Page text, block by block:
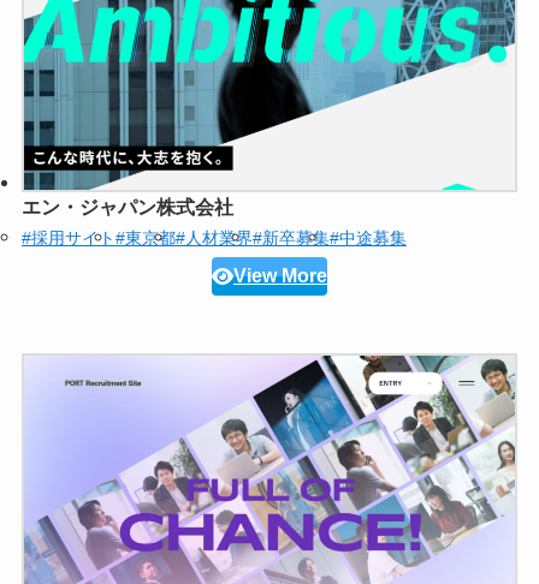
エン・ジャパン株式会社
#採用サイト#東京都#人材業界#新卒募集#中途募集
View More